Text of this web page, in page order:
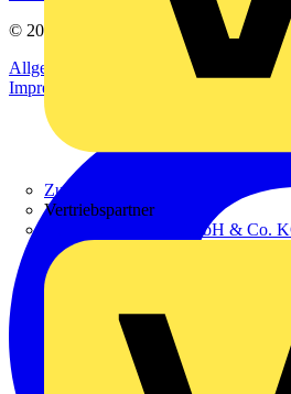
Zumtobel
Vertriebspartner
Adalbert Zajadacz GmbH & Co.
© 2002-
Allgemeine Geschäftsbedingungen
Impressum